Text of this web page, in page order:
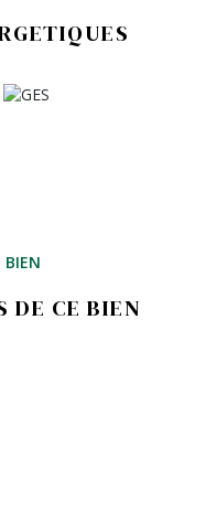
BIEN
DE CE BIEN